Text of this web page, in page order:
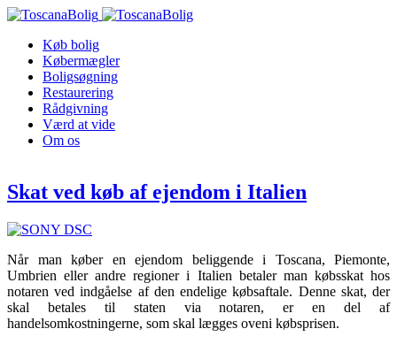
Køb bolig
Købermægler
Boligsøgning
Restaurering
Rådgivning
Værd at vide
Om os
Skat ved køb af ejendom i Italien
Når man køber en ejendom beliggende i Toscana, Piemonte,
Umbrien eller andre regioner i Italien betaler man købsskat hos
notaren ved indgåelse af den endelige købsaftale. Denne skat, der
skal betales til staten via notaren, er en del af
handelsomkostningerne, som skal lægges oveni købsprisen.